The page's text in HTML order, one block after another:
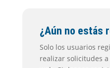
¿Aún no estás
Solo los usuarios
realizar solicitudes